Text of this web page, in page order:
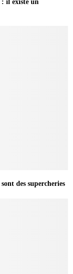
: il existe un
des supercheries